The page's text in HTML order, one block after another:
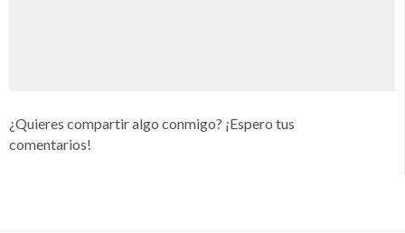
¿Quieres compartir algo conmigo? ¡Espero tus
comentarios!